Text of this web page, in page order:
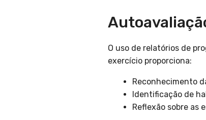
O uso de relatórios de
exercício proporciona:
Reconhecimento
Identificação de
Reflexão sobre as